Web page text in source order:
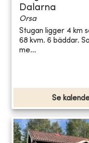
Dalarna
Orsa
Stugan ligger 4 km
68 kvm. 6 bäddar.
me...
Se